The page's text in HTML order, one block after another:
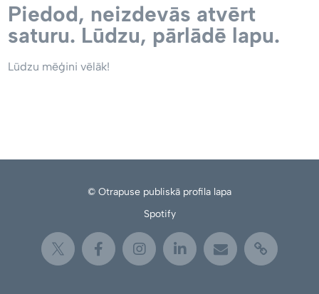
Piedod, neizdevās atvērt
saturu. Lūdzu, pārlādē lapu.
Lūdzu mēģini vēlāk!
© Otrapuse publiskā profila lapa
Spotify